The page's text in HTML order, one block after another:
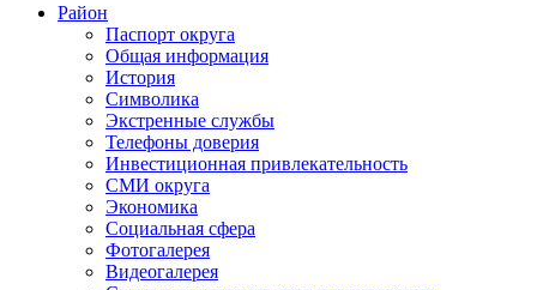
Район
Паспорт округа
Общая информация
История
Символика
Экстренные службы
Телефоны доверия
Инвестиционная привлекательность
СМИ округа
Экономика
Социальная сфера
Фотогалерея
Видеогалерея